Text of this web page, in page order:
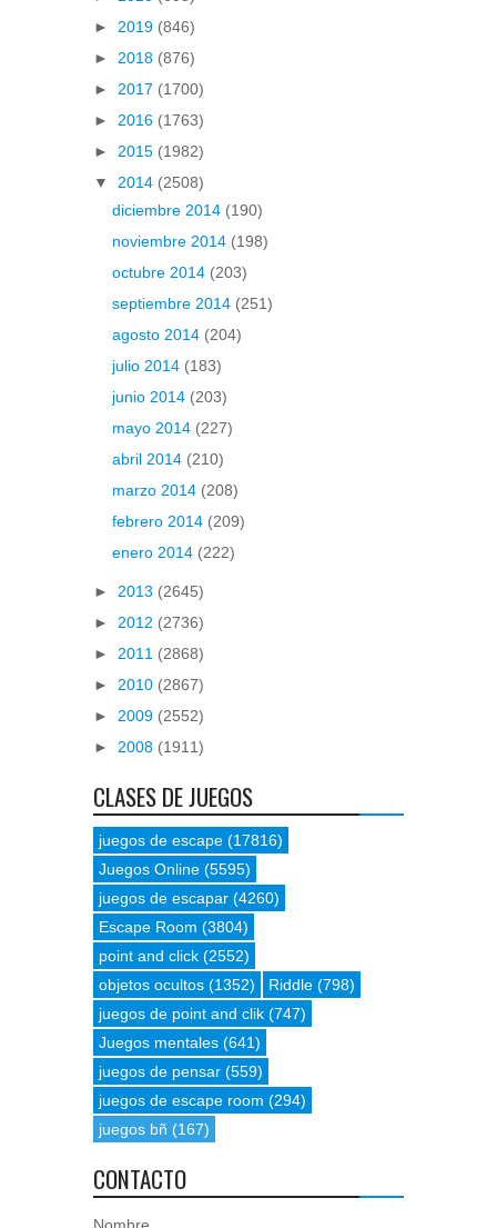
► 2019 (846)
► 2018 (876)
► 2017 (1700)
► 2016 (1763)
► 2015 (1982)
▼ 2014 (2508)
diciembre 2014 (190)
noviembre 2014 (198)
octubre 2014 (203)
septiembre 2014 (251)
agosto 2014 (204)
julio 2014 (183)
junio 2014 (203)
mayo 2014 (227)
abril 2014 (210)
marzo 2014 (208)
febrero 2014 (209)
enero 2014 (222)
► 2013 (2645)
► 2012 (2736)
► 2011 (2868)
► 2010 (2867)
► 2009 (2552)
► 2008 (1911)
CLASES DE JUEGOS
juegos de escape (17816)
Juegos Online (5595)
juegos de escapar (4260)
Escape Room (3804)
point and click (2552)
objetos ocultos (1352) Riddle (798)
juegos de point and clik (747)
Juegos mentales (641)
juegos de pensar (559)
juegos de escape room (294)
juegos bñ (167)
CONTACTO